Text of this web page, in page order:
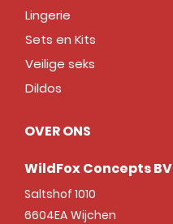
Lingerie
Sets en Kits
Veilige seks
Dildos
OVER ONS
WildFox Concepts BV
Saltshof 1010
6604EA Wijchen